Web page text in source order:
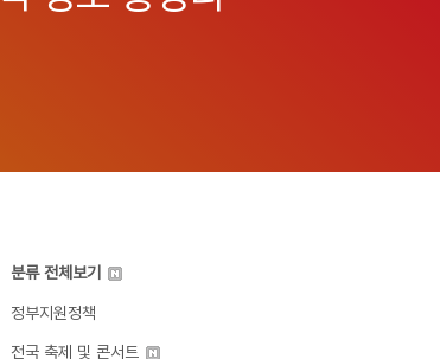
분류 전체보기
정부지원정책
전국 축제 및 콘서트